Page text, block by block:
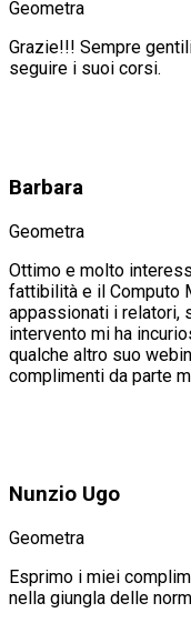
Geometra
Grazie!!! Sempre
seguire i suoi corsi.
Barbara
Geometra
Ottimo e molto
fattibilità e il Computo
appassionati i relatori,
intervento mi ha
qualche altro suo
complimenti da parte
Nunzio Ugo
Geometra
Esprimo i miei
nella giungla delle